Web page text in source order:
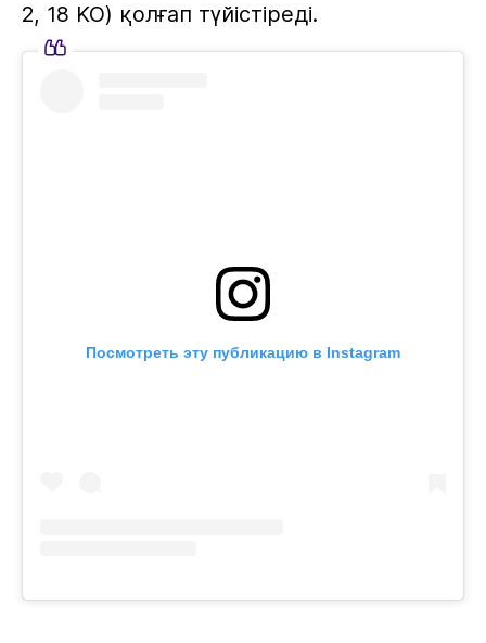
2, 18 KO) қолғап түйістіреді.
Посмотреть эту публикацию в Instagram